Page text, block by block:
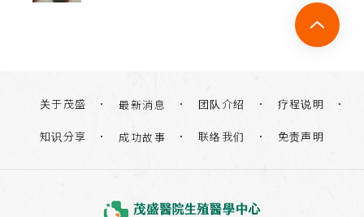
关于茂盛 最新消息 团队介绍 疗程说明
知识分享 成功故事 联络我们 免责声明